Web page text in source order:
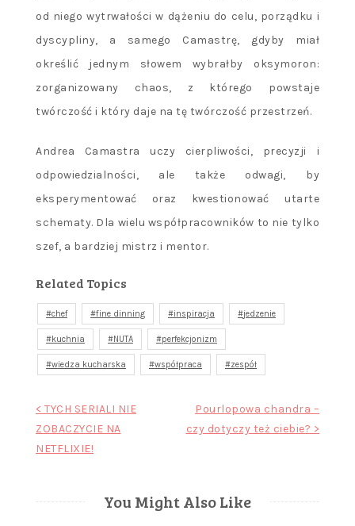
od niego wytrwałości w dążeniu do celu, porządku i
dyscypliny, a samego Camastrę, gdyby miał
określić jednym słowem wybrałby oksymoron:
zorganizowany chaos, z którego powstaje
twórczość i który daje na tę twórczość przestrzeń.
Andrea Camastra uczy cierpliwości, precyzji i
odpowiedzialności, ale także odwagi, by
eksperymentować oraz kwestionować utarte
schematy. Dla wielu współpracowników to nie tylko
szef, a bardziej mistrz i mentor.
Related Topics
chef fine dinning inspiracja jedzenie
kuchnia NUTA perfekcjonizm
wiedza kucharska współpraca zespół
Nawigacja
wpisu
< TYCH SERIALI NIE
ZOBACZYCIE NA
NETFLIXIE!
Pourlopowa chandra –
czy dotyczy też ciebie? >
You Might Also Like